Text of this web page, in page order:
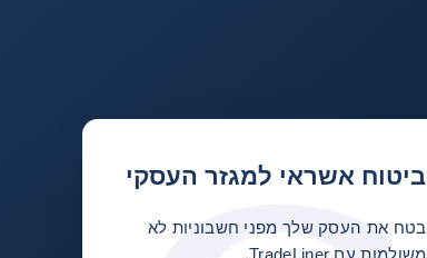
ביטוח אשראי למגזר העסקי
בטח את העסק שלך מפני חשבוניות לא
משולמות עם TradeLiner.